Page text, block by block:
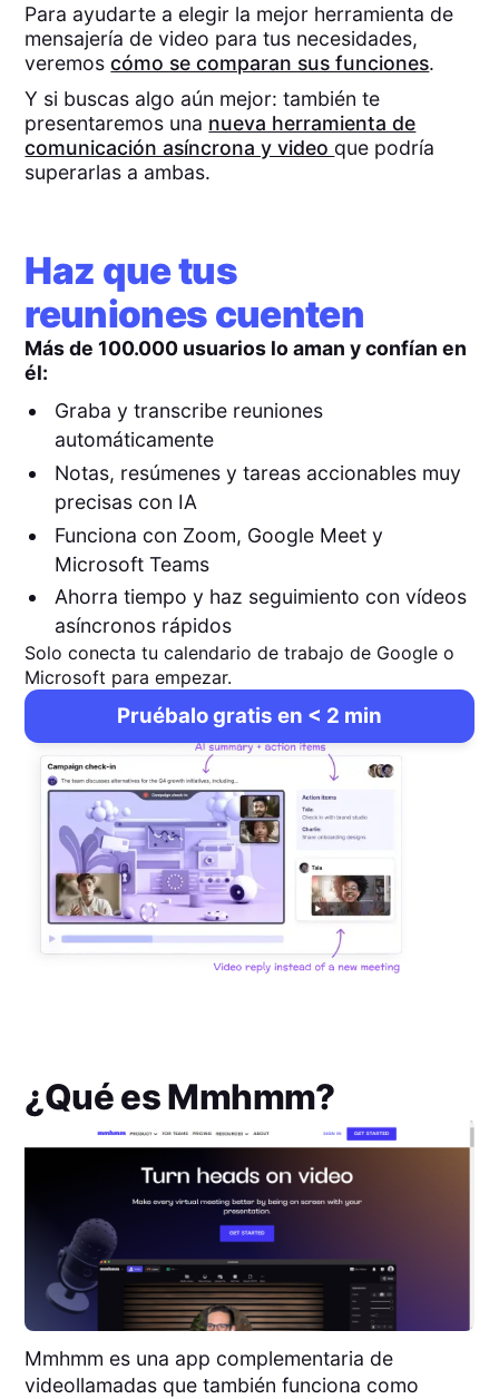
Para ayudarte a elegir la mejor herramienta de
mensajería de video para tus necesidades,
veremoscómo se comparan sus funciones.
Y si buscas algo aún mejor: también te
presentaremos una nueva herramienta de
comunicación asíncrona y video que podría
superarlas a ambas.
Haz que tus
reuniones cuenten
Más de 100.000 usuarios lo aman y confían en
él:
Graba y transcribe reuniones
automáticamente
Notas, resúmenes y tareas accionables muy
precisas con IA
Funciona con Zoom, Google Meet y
Microsoft Teams
Ahorra tiempo y haz seguimiento con vídeos
asíncronos rápidos
Solo conecta tu calendario de trabajo de Google o
Microsoft para empezar.
Pruébalo gratis en < 2 min
¿Qué esMmhmm?
Mmhmm es una app complementaria de
videollamadas que también funciona como